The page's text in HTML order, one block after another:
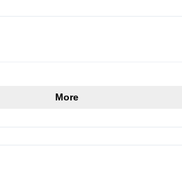
More